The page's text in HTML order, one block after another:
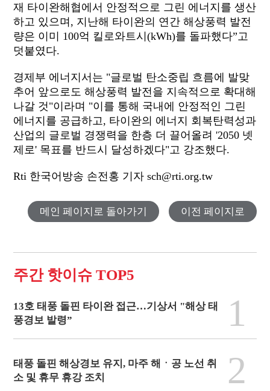
재 타이완해협에서 안정적으로 그린 에너지를 생산
하고 있으며, 지난해 타이완의 연간 해상풍력 발전
량은 이미 100억 킬로와트시(kWh)를 돌파했다”고
덧붙였다.
경제부 에너지서는 "글로벌 탄소중립 흐름에 발맞
추어 앞으로도 해상풍력 발전을 지속적으로 확대해
나갈 것"이라며 "이를 통해 국내에 안정적인 그린
에너지를 공급하고, 타이완의 에너지 회복탄력성과
산업의 글로벌 경쟁력을 한층 더 끌어올려 '2050 넷
제로' 목표를 반드시 달성하겠다"고 강조했다.
Rti 한국어방송 손전홍 기자 sch@rti.org.tw
메인 페이지로 돌아가기 이전 페이지로
주간 핫이슈 TOP5
13호 태풍 돌핀 타이완 접근…기상서 "해상 태
풍경보 발령”
1
태풍 돌핀 해상경보 유지, 마주 해ㆍ공 노선 취
소 및 휴무 휴강 조치
2